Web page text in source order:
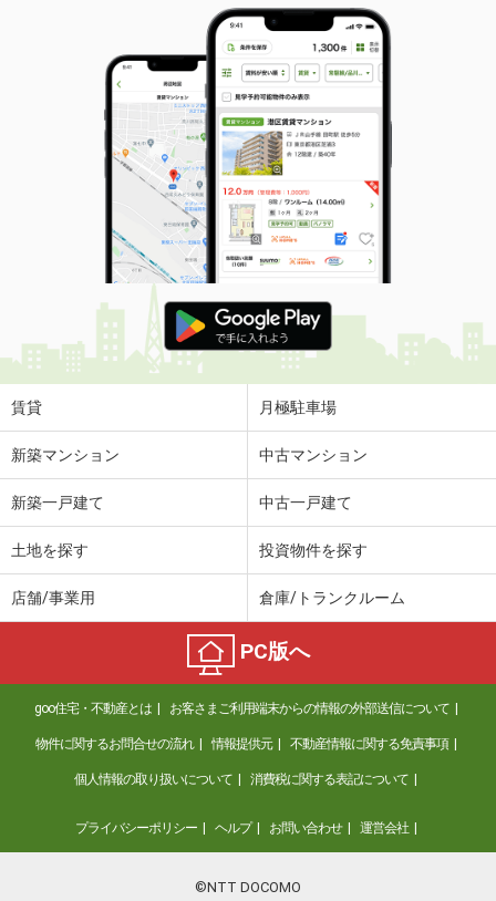
賃貸 月極駐車場
新築マンション 中古マンション
新築一戸建て 中古一戸建て
土地を探す 投資物件を探す
店舗/事業用 倉庫/トランクルーム
PC版へ
goo住宅・不動産とは お客さまご利用端末からの情報の外部送信について
物件に関するお問合せの流れ 情報提供元 不動産情報に関する免責事項
個人情報の取り扱いについて 消費税に関する表記について
プライバシーポリシー ヘルプ お問い合わせ 運営会社
©NTT DOCOMO